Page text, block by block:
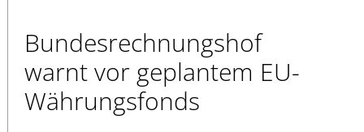
Bundesrechnungshof
warnt vor geplantem EU-
Währungsfonds